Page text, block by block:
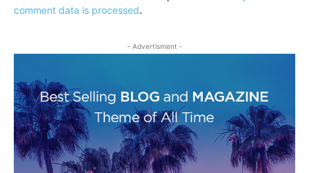
comment data is processed.
- Advertisment -